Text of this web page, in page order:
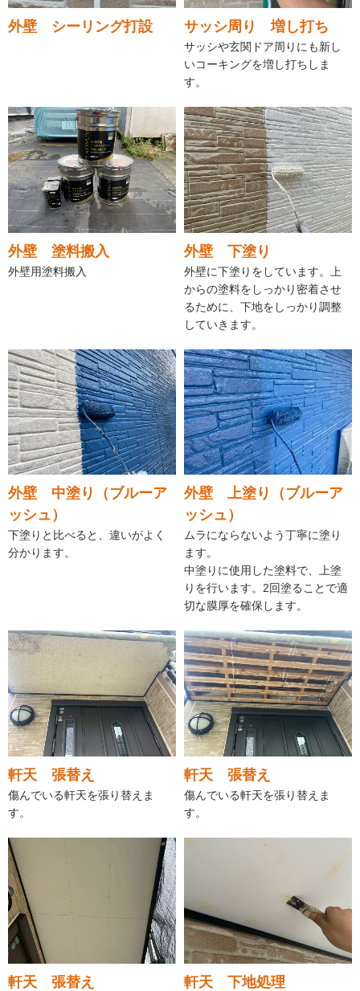
外壁 シーリング打設 サッシ周り 増し打ち
サッシや玄関ドア周りにも新し
いコーキングを増し打ちしま
す。
外壁 塗料搬入
外壁用塗料搬入
外壁 下塗り
外壁に下塗りをしています。上
からの塗料をしっかり密着させ
るために、下地をしっかり調整
していきます。
外壁 中塗り（ブルーア
ッシュ）
下塗りと比べると、違いがよく
分かります。
外壁 上塗り（ブルーア
ッシュ）
ムラにならないよう丁寧に塗り
ます。
中塗りに使用した塗料で、上塗
りを行います。2回塗ることで適
切な膜厚を確保します。
軒天 張替え
傷んでいる軒天を張り替えま
す。
軒天 張替え
傷んでいる軒天を張り替えま
す。
軒天 張替え 軒天 下地処理